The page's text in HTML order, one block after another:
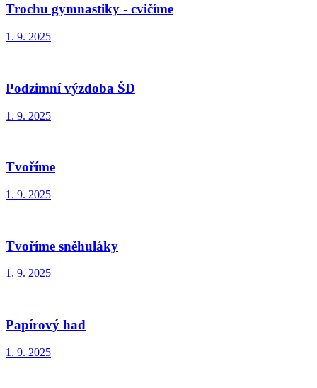
Trochu gymnastiky - cvičíme
1. 9. 2025
Podzimní výzdoba ŠD
1. 9. 2025
Tvoříme
1. 9. 2025
Tvoříme sněhuláky
1. 9. 2025
Papírový had
1. 9. 2025